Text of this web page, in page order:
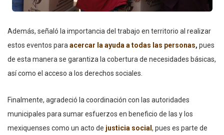
Además, señaló la importancia del trabajo en territorio al realizar
estos eventos para acercar la ayuda a todas las personas, pues
de esta manera se garantiza la cobertura de necesidades básicas,
así como el acceso a los derechos sociales.
Finalmente, agradeció la coordinación con las autoridades
municipales para sumar esfuerzos en beneficio de las y los
mexiquenses como un acto de justicia social , pues es parte de